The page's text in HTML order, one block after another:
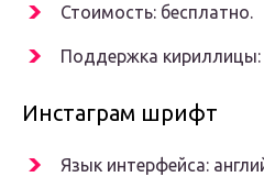
Стоимость: бесплатно.
Поддержка кириллицы:
Инстаграм шрифт
Язык интерфейса: